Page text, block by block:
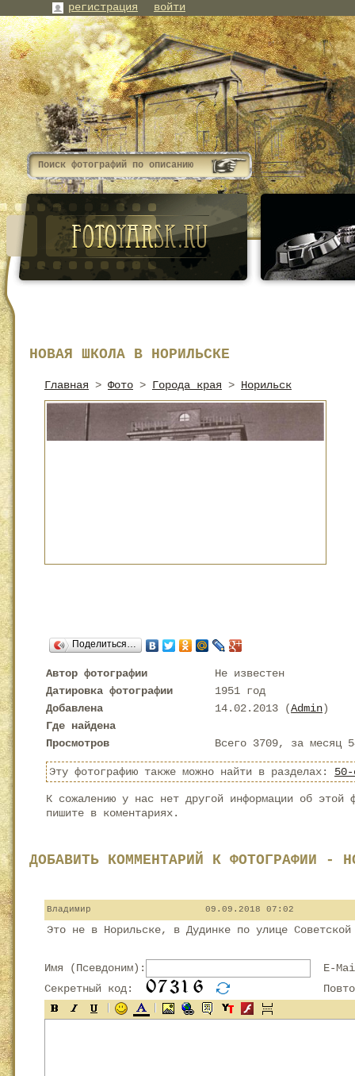
НОВАЯ ШКОЛА В НОРИЛЬСКЕ
Главная > Фото > Города края > Норильск
Поделиться…
Автор фотографии
Не известен
Датировка фотографии
1951 год
Добавлена
14.02.2013 (Admin)
Где найдена
Просмотров
Всего 3709, за месяц
Эту фотографию также можно найти в разделах:
К сожалению у нас нет другой информации об
пишите в коментариях.
ДОБАВИТЬ КОММЕНТАРИЙ К ФОТОГРАФИИ -
Владимир 09.09.2018 07:02
Это не в Норильске, в Дудинке по улице
Имя (Псевдоним):
E-
Секретный код:
регистрация войти